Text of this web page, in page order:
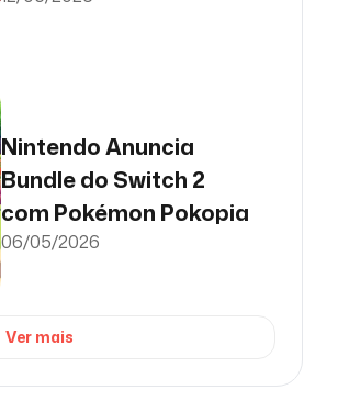
Nintendo Anuncia
Bundle do Switch 2
com Pokémon Pokopia
06/05/2026
Ver mais